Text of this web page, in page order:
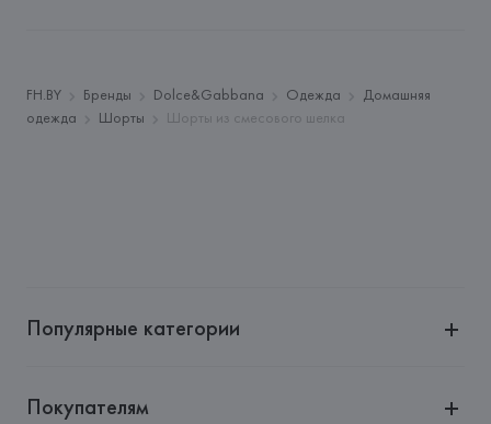
Адрес:
ИТАЛИЯ,
Dolce & Gabbana SRL, Via Goldoni 10,
20129 Milano,
FH.BY Бренды Dolce&Gabbana Одежда
Домашняя
одежда
Шорты Шорты из смесового шелка
Популярные категории
Покупателям